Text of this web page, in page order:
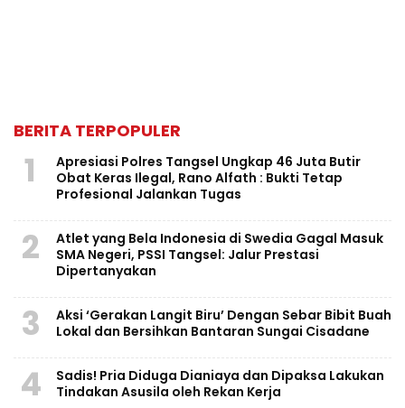
BERITA TERPOPULER
1
Apresiasi Polres Tangsel Ungkap 46 Juta Butir
Obat Keras Ilegal, Rano Alfath : Bukti Tetap
Profesional Jalankan Tugas
2
Atlet yang Bela Indonesia di Swedia Gagal Masuk
SMA Negeri, PSSI Tangsel: Jalur Prestasi
Dipertanyakan
3
Aksi ‘Gerakan Langit Biru’ Dengan Sebar Bibit Buah
Lokal dan Bersihkan Bantaran Sungai Cisadane
4
Sadis! Pria Diduga Dianiaya dan Dipaksa Lakukan
Tindakan Asusila oleh Rekan Kerja